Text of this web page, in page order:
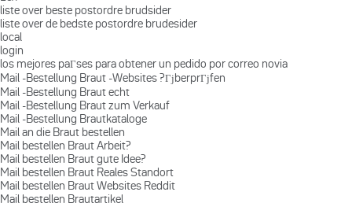
liste over beste postordre brudsider
liste over de bedste postordre brudesider
local
login
los mejores paГ­ses para obtener un pedido por correo novia
Mail -Bestellung Braut -Websites ?ГјberprГјfen
Mail -Bestellung Braut echt
Mail -Bestellung Braut zum Verkauf
Mail -Bestellung Brautkataloge
Mail an die Braut bestellen
Mail bestellen Braut Arbeit?
Mail bestellen Braut gute Idee?
Mail bestellen Braut Reales Standort
Mail bestellen Braut Websites Reddit
Mail bestellen Brautartikel